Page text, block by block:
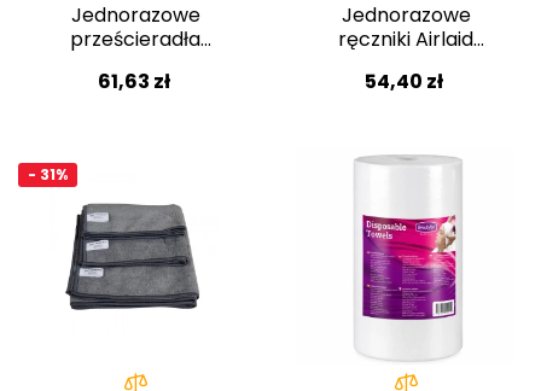
Jednorazowe
prześcieradła
80cm × 150m,
61,63 zł
Jednorazowe
ręczniki Airlaid
cm – 100 szt.
54,40 zł
- 31%